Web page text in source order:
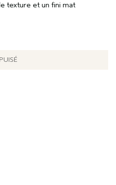
texture et un fini mat